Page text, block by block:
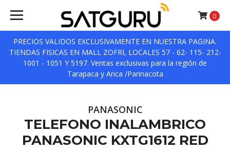
PRECIOS VALIDOS EXCLUSIVAMENTE EN NUESTRA PAGINA.
TIENDAS FISICAS EN MALL ZOFRI, LOCALES 57 - 62- 115- 212-
1001 - 1051 Y 5197. Ventas exclusivas para la región de
Tarapaca y Arica /Parinacota
0
PANASONIC
TELEFONO INALAMBRICO
PANASONIC KXTG1612 RED